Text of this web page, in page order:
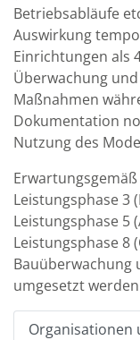
Betriebsabläufe
Auswirkung
Einrichtungen als
Überwachung
Maßnahmen
Dokumentation
Nutzung des
Leistungsphase 3
Leistungsphase 5
Leistungsphase 8
Bauüberwachung
umgesetzt
Organisationen